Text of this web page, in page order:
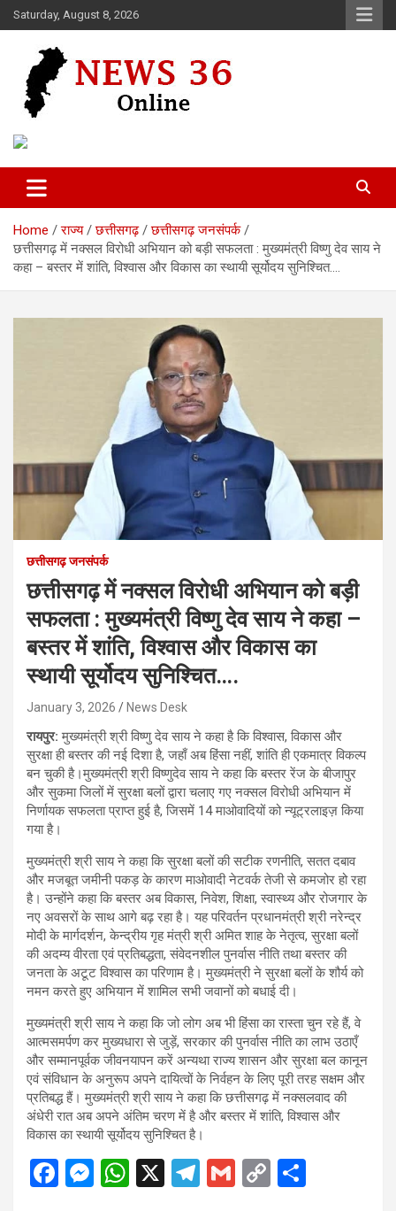
Skip
to
Saturday, August 8, 2026
News 36
Home राज्य छत्तीसगढ़
छत्तीसगढ़ जनसंपर्क
छत्तीसगढ़ में नक्सल विरोधी अभियान को बड़ी सफलता : मुख्यमंत्री विष्णु देव साय ने
कहा – बस्तर में शांति, विश्वास और विकास का स्थायी सूर्योदय सुनिश्चित….
छत्तीसगढ़ जनसंपर्क
छत्तीसगढ़ में नक्सल विरोधी अभियान को बड़ी
सफलता : मुख्यमंत्री विष्णु देव साय ने कहा –
बस्तर में शांति, विश्वास और विकास का
स्थायी सूर्योदय सुनिश्चित….
January 3, 2026 News Desk
रायपुर:मुख्यमंत्री श्री विष्णु देव साय ने कहा है कि विश्वास, विकास और
सुरक्षा ही बस्तर की नई दिशा है, जहाँ अब हिंसा नहीं, शांति ही एकमात्र विकल्प
बन चुकी है।मुख्यमंत्री श्री विष्णुदेव साय ने कहा कि बस्तर रेंज के बीजापुर
और सुकमा जिलों में सुरक्षा बलों द्वारा चलाए गए नक्सल विरोधी अभियान में
निर्णायक सफलता प्राप्त हुई है, जिसमें 14 माओवादियों को न्यूट्रलाइज़ किया
गया है।
मुख्यमंत्री श्री साय ने कहा कि सुरक्षा बलों की सटीक रणनीति, सतत दबाव
और मजबूत जमीनी पकड़ के कारण माओवादी नेटवर्क तेजी से कमजोर हो रहा
है। उन्होंने कहा कि बस्तर अब विकास, निवेश, शिक्षा, स्वास्थ्य और रोजगार के
नए अवसरों के साथ आगे बढ़ रहा है। यह परिवर्तन प्रधानमंत्री श्री नरेन्द्र
मोदी के मार्गदर्शन, केन्द्रीय गृह मंत्री श्री अमित शाह के नेतृत्व, सुरक्षा बलों
की अदम्य वीरता एवं प्रतिबद्धता, संवेदनशील पुनर्वास नीति तथा बस्तर की
जनता के अटूट विश्वास का परिणाम है। मुख्यमंत्री ने सुरक्षा बलों के शौर्य को
नमन करते हुए अभियान में शामिल सभी जवानों को बधाई दी।
मुख्यमंत्री श्री साय ने कहा कि जो लोग अब भी हिंसा का रास्ता चुन रहे हैं, वे
आत्मसमर्पण कर मुख्यधारा से जुड़ें, सरकार की पुनर्वास नीति का लाभ उठाएँ
और सम्मानपूर्वक जीवनयापन करें अन्यथा राज्य शासन और सुरक्षा बल कानून
एवं संविधान के अनुरूप अपने दायित्वों के निर्वहन के लिए पूरी तरह सक्षम और
प्रतिबद्ध हैं। मुख्यमंत्री श्री साय ने कहा कि छत्तीसगढ़ में नक्सलवाद की
अंधेरी रात अब अपने अंतिम चरण में है और बस्तर में शांति, विश्वास और
विकास का स्थायी सूर्योदय सुनिश्चित है।
F
M W X
T
G
C